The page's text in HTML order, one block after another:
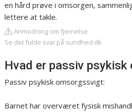
en hård prøve i omsorgen,
lettere at takle.
Anmodning om fjernelse
Se det fulde svar på sundhed.dk
Hvad er passiv
Passiv psykisk omsorgssvigt:
Barnet har overværet fysisk